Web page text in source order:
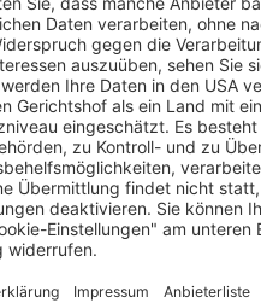
kaufen möchten. Wenn Sie
zustande, der Sie zum
haben, dann kontaktieren
von 2 Wochen nach Kauf mit